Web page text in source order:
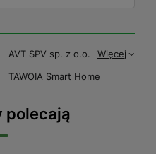
AVT SPV sp. z o.o.
Więcej
TAWOIA Smart Home
polecają